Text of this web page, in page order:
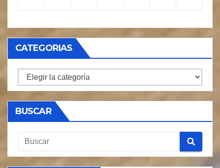
CATEGORIAS
CATEGORIAS
BUSCAR